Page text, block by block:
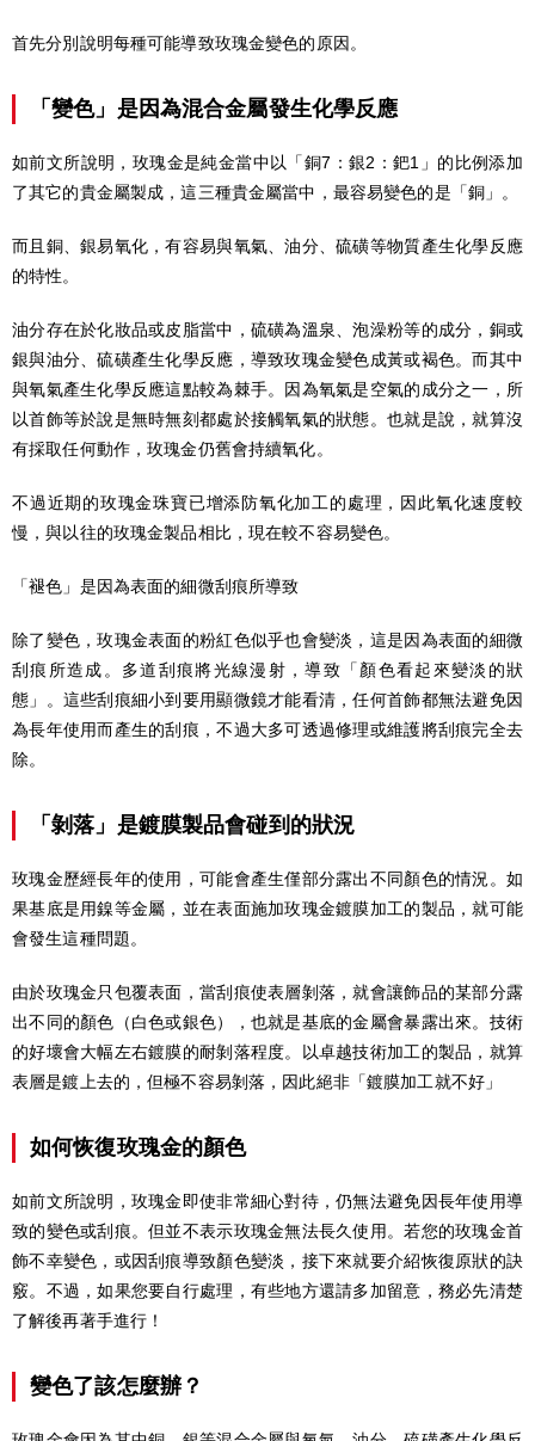
首先分別說明每種可能導致玫瑰金變色的原因。
「變色」是因為混合金屬發生化學反應
如前文所說明，玫瑰金是純金當中以「銅7：銀2：鈀1」的比例添加
了其它的貴金屬製成，這三種貴金屬當中，最容易變色的是「銅」。
而且銅、銀易氧化，有容易與氧氣、油分、硫磺等物質產生化學反應
的特性。
油分存在於化妝品或皮脂當中，硫磺為溫泉、泡澡粉等的成分，銅或
銀與油分、硫磺產生化學反應，導致玫瑰金變色成黃或褐色。而其中
與氧氣產生化學反應這點較為棘手。因為氧氣是空氣的成分之一，所
以首飾等於說是無時無刻都處於接觸氧氣的狀態。也就是說，就算沒
有採取任何動作，玫瑰金仍舊會持續氧化。
不過近期的玫瑰金珠寶已增添防氧化加工的處理，因此氧化速度較
慢，與以往的玫瑰金製品相比，現在較不容易變色。
「褪色」是因為表面的細微刮痕所導致
除了變色，玫瑰金表面的粉紅色似乎也會變淡，這是因為表面的細微
刮痕所造成。多道刮痕將光線漫射，導致「顏色看起來變淡的狀
態」。這些刮痕細小到要用顯微鏡才能看清，任何首飾都無法避免因
為長年使用而產生的刮痕，不過大多可透過修理或維護將刮痕完全去
除。
「剝落」是鍍膜製品會碰到的狀況
玫瑰金歷經長年的使用，可能會產生僅部分露出不同顏色的情況。如
果基底是用鎳等金屬，並在表面施加玫瑰金鍍膜加工的製品，就可能
會發生這種問題。
由於玫瑰金只包覆表面，當刮痕使表層剝落，就會讓飾品的某部分露
出不同的顏色（白色或銀色），也就是基底的金屬會暴露出來。技術
的好壞會大幅左右鍍膜的耐剝落程度。以卓越技術加工的製品，就算
表層是鍍上去的，但極不容易剝落，因此絕非「鍍膜加工就不好」
如何恢復玫瑰金的顏色
如前文所說明，玫瑰金即使非常細心對待，仍無法避免因長年使用導
致的變色或刮痕。但並不表示玫瑰金無法長久使用。若您的玫瑰金首
飾不幸變色，或因刮痕導致顏色變淡，接下來就要介紹恢復原狀的訣
竅。不過，如果您要自行處理，有些地方還請多加留意，務必先清楚
了解後再著手進行！
變色了該怎麼辦？